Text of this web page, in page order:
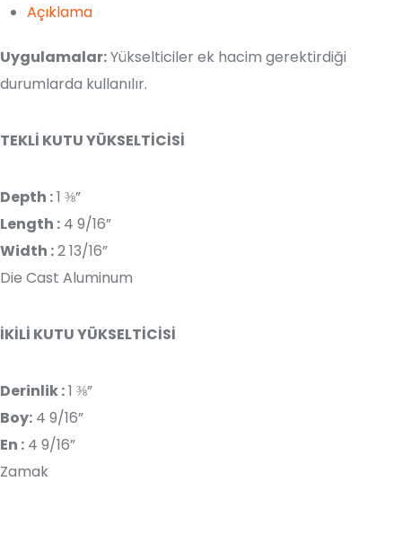
Açıklama
Uygulamalar:Yükselticiler ek hacim gerektirdiği
durumlarda kullanılır.
TEKLİ KUTU YÜKSELTİCİSİ
Depth :1 ⅜”
Length : 4 9/16”
Width :2 13/16”
Die Cast Aluminum
İKİLİ KUTU YÜKSELTİCİSİ
Derinlik :1 ⅜”
Boy: 4 9/16”
En : 4 9/16”
Zamak